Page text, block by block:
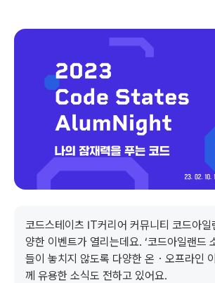
코드스테이츠 IT커리어 커뮤니티 코드아
양한 이벤트가 열리는데요. ‘코드아일랜드
들이 놓치지 않도록 다양한 온・오프라인
께 유용한 소식도 전하고 있어요.